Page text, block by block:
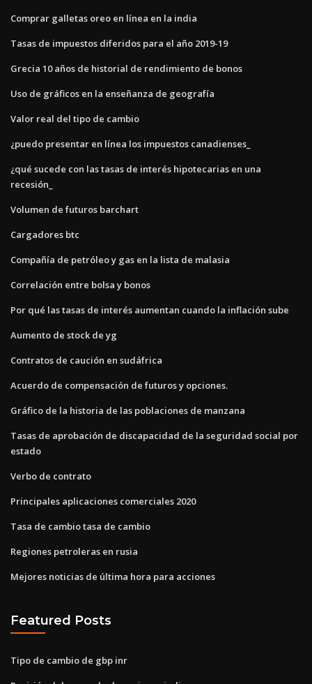
Comprar galletas oreo en línea en la india
Tasas de impuestos diferidos para el año 2019-19
Grecia 10 años de historial de rendimiento de bonos
Uso de gráficos en la enseñanza de geografía
Valor real del tipo de cambio
¿puedo presentar en línea los impuestos canadienses_
¿qué sucede con las tasas de interés hipotecarias en una
recesión_
Volumen de futuros barchart
Cargadores btc
Compañía de petróleo y gas en la lista de malasia
Correlación entre bolsa y bonos
Por qué las tasas de interés aumentan cuando la inflación sube
Aumento de stock de yg
Contratos de caución en sudáfrica
Acuerdo de compensación de futuros y opciones.
Gráfico de la historia de las poblaciones de manzana
Tasas de aprobación de discapacidad de la seguridad social por
estado
Verbo de contrato
Principales aplicaciones comerciales 2020
Tasa de cambio tasa de cambio
Regiones petroleras en rusia
Mejores noticias de última hora para acciones
Featured Posts
Tipo de cambio de gbp inr